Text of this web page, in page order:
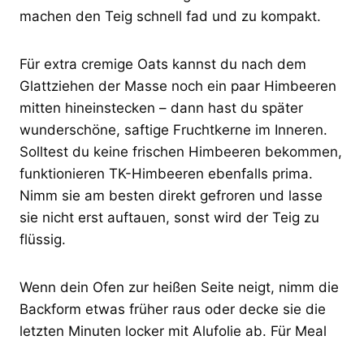
machen den Teig schnell fad und zu kompakt.
Für extra cremige Oats kannst du nach dem
Glattziehen der Masse noch ein paar Himbeeren
mitten hineinstecken – dann hast du später
wunderschöne, saftige Fruchtkerne im Inneren.
Solltest du keine frischen Himbeeren bekommen,
funktionieren TK-Himbeeren ebenfalls prima.
Nimm sie am besten direkt gefroren und lasse
sie nicht erst auftauen, sonst wird der Teig zu
flüssig.
Wenn dein Ofen zur heißen Seite neigt, nimm die
Backform etwas früher raus oder decke sie die
letzten Minuten locker mit Alufolie ab. Für Meal